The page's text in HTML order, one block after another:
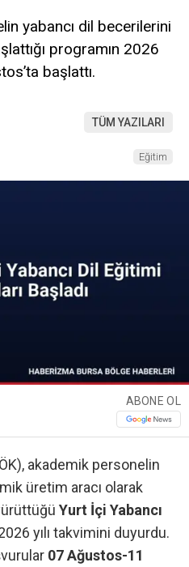
yabancı dil becerilerini
programın 2026
başlattı.
TÜM YAZILARI
Eğitim
ABONE OL
akademik personelin
üretim aracı olarak
Yurt İçi Yabancı
yılı takvimini duyurdu.
07 Ağustos-11